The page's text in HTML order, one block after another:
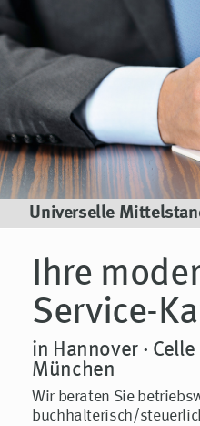
Universelle
Ihre
Service-
in Hannover · Celle
München
Wir beraten Sie
buch­halte­risch/